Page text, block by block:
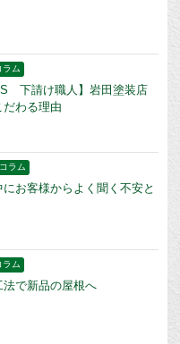
ラム
下請け職人】岩田塗装店
わる理由
コラム
お客様からよく聞く不安と
ラム
法で新品の屋根へ